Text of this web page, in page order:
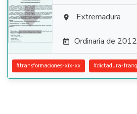
  Extremadura
 Ordinaria de 2012
#transformaciones-xix-xx #dictadura-